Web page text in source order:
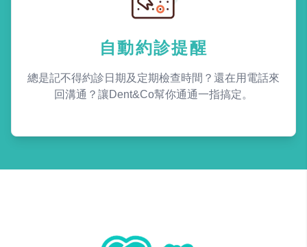
自動約診提醒
總是記不得約診日期及定期檢查時間？還在用電話來
回溝通？讓Dent&Co幫你通通一指搞定。